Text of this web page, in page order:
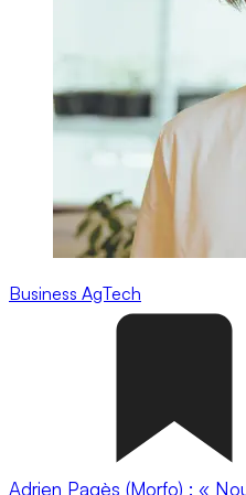
Business AgTech
Adrien Pagès (Morfo) : «